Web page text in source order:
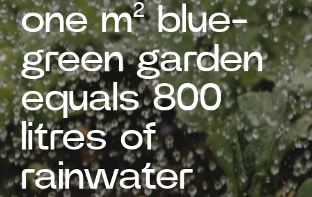
one m² blue-
green garden
equals 800
litres of
rainwater